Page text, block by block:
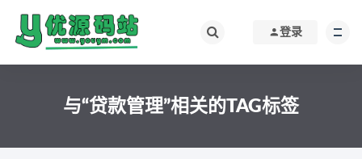
登录
与“贷款管理”相关的TAG标签